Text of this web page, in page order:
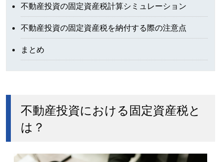
不動産投資の固定資産税計算シミュレーション
不動産投資の固定資産税を納付する際の注意点
まとめ
不動産投資における固定資産税と
は？